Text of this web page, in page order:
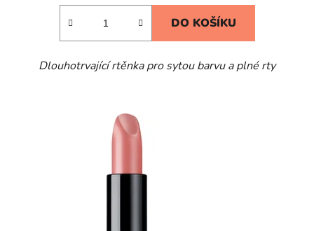
DO KOŠÍKU
Dlouhotrvající rtěnka pro sytou barvu a plné rty